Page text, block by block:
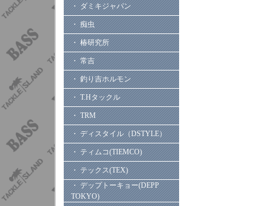
・ ダミキジャパン
・ 痴虫
・ 椿研究所
・ 常吉
・ 釣り吉ホルモン
・ T.Hタックル
・ TRM
・ ディスタイル（DSTYLE）
・ ティムコ(TIEMCO)
・ テックス(TEX)
・ デップトーキョー(DEPP
TOKYO)